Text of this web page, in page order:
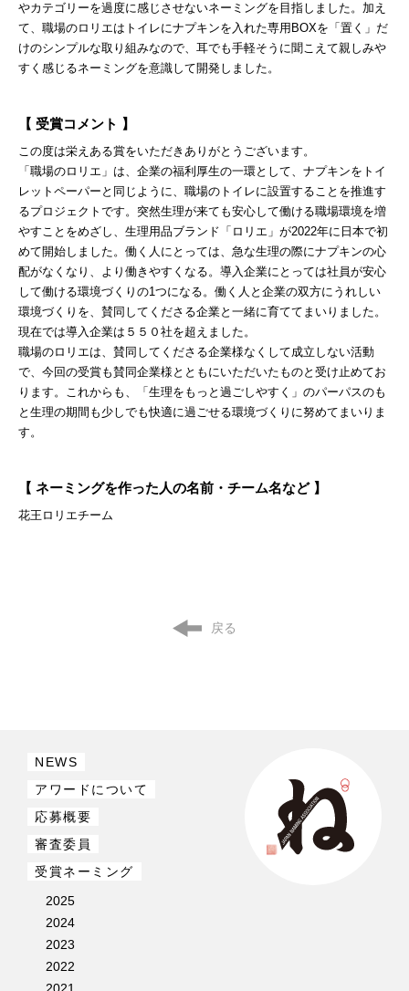
やカテゴリーを過度に感じさせないネーミングを目指しました。加え
て、職場のロリエはトイレにナプキンを入れた専用BOXを「置く」だ
けのシンプルな取り組みなので、耳でも手軽そうに聞こえて親しみや
すく感じるネーミングを意識して開発しました。
【 受賞コメント 】
この度は栄えある賞をいただきありがとうございます。
「職場のロリエ」は、企業の福利厚生の一環として、ナプキンをトイ
レットペーパーと同じように、職場のトイレに設置することを推進す
るプロジェクトです。突然生理が来ても安心して働ける職場環境を増
やすことをめざし、生理用品ブランド「ロリエ」が2022年に日本で初
めて開始しました。働く人にとっては、急な生理の際にナプキンの心
配がなくなり、より働きやすくなる。導入企業にとっては社員が安心
して働ける環境づくりの1つになる。働く人と企業の双方にうれしい
環境づくりを、賛同してくださる企業と一緒に育ててまいりました。
現在では導入企業は５５０社を超えました。
職場のロリエは、賛同してくださる企業様なくして成立しない活動
で、今回の受賞も賛同企業様とともにいただいたものと受け止めてお
ります。これからも、「生理をもっと過ごしやすく」のパーパスのも
と生理の期間も少しでも快適に過ごせる環境づくりに努めてまいりま
す。
【 ネーミングを作った人の名前・チーム名など 】
花王ロリエチーム
戻る
NEWS
アワードについて
応募概要
審査委員
受賞ネーミング
2025
2024
2023
2022